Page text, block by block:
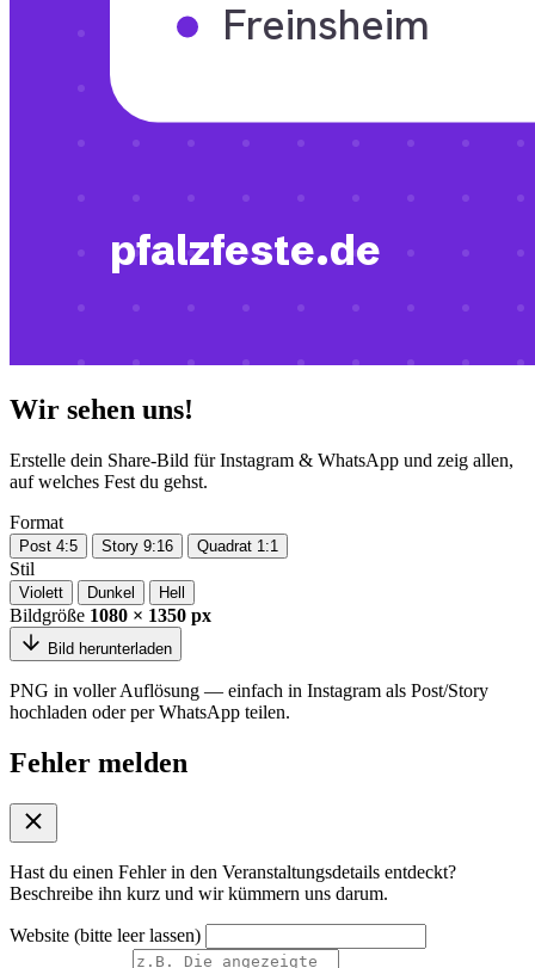
Wir sehen uns!
Erstelle dein Share-Bild für Instagram & WhatsApp und zeig allen,
auf welches Fest du gehst.
Format
Post 4:5 Story 9:16 Quadrat 1:1
Stil
Violett Dunkel Hell
Bildgröße 1080 × 1350 px
Bild herunterladen
PNG in voller Auflösung — einfach in Instagram als Post/Story
hochladen oder per WhatsApp teilen.
Fehler melden
Hast du einen Fehler in den Veranstaltungsdetails entdeckt?
Beschreibe ihn kurz und wir kümmern uns darum.
Website (bitte leer lassen)